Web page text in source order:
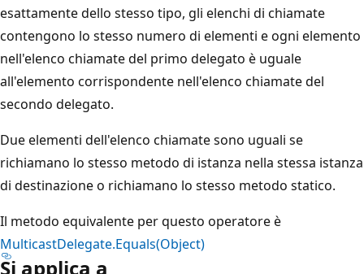
esattamente dello stesso tipo, gli elenchi di chiamate
contengono lo stesso numero di elementi e ogni elemento
nell'elenco chiamate del primo delegato è uguale
all'elemento corrispondente nell'elenco chiamate del
secondo delegato.
Due elementi dell'elenco chiamate sono uguali se
richiamano lo stesso metodo di istanza nella stessa istanza
di destinazione o richiamano lo stesso metodo statico.
Il metodo equivalente per questo operatore è
MulticastDelegate.Equals(Object)
Si applica a